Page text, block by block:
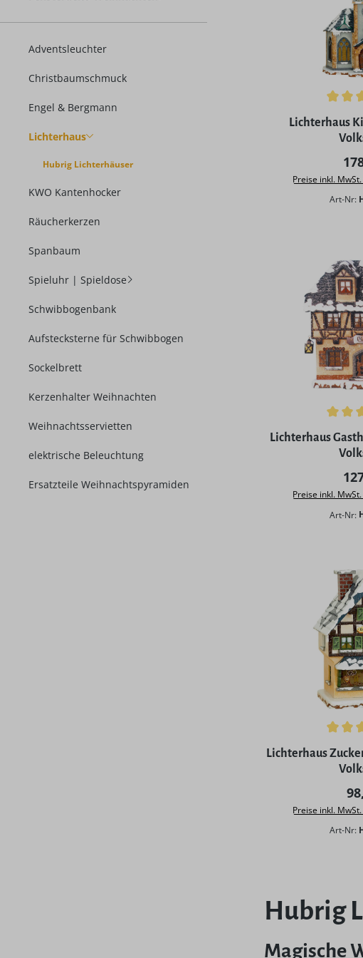
Adventsleuchter
Christbaumschmuck
Engel & Bergmann
Lichterhaus
Hubrig Lichterhäuser
KWO Kantenhocker
Räucherkerzen
Spanbaum
Spieluhr | Spieldose
Schwibbogenbank
Aufstecksterne für Schwibbogen
Sockelbrett
Kerzenhalter Weihnachten
Weihnachtsservietten
elektrische Beleuchtung
Ersatzteile Weihnachtspyramiden
Durchschnittliche
Lichterhaus
Preise inkl.
Art-Nr:
Durchschnittliche
Lichterhaus
Preise inkl.
Art-Nr:
Durchschnittliche
Lichterhaus
Preise inkl.
Art-Nr:
Hubrig
Magische